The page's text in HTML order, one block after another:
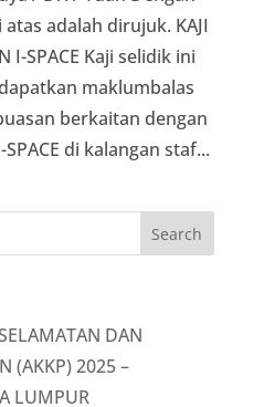
adalah dirujuk. KAJI
I-SPACE Kaji selidik ini
maklumbalas
berkaitan dengan
di kalangan staf...
DAN
(AKKP) 2025 –
LUMPUR